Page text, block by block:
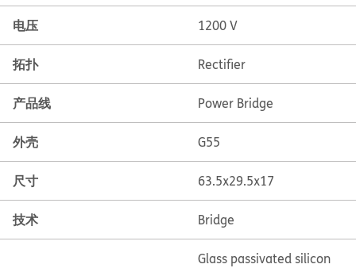
电压 1200 V
拓扑 Rectifier
产品线 Power Bridge
外壳 G55
尺寸 63.5x29.5x17
技术 Bridge
Glass passivated silicon